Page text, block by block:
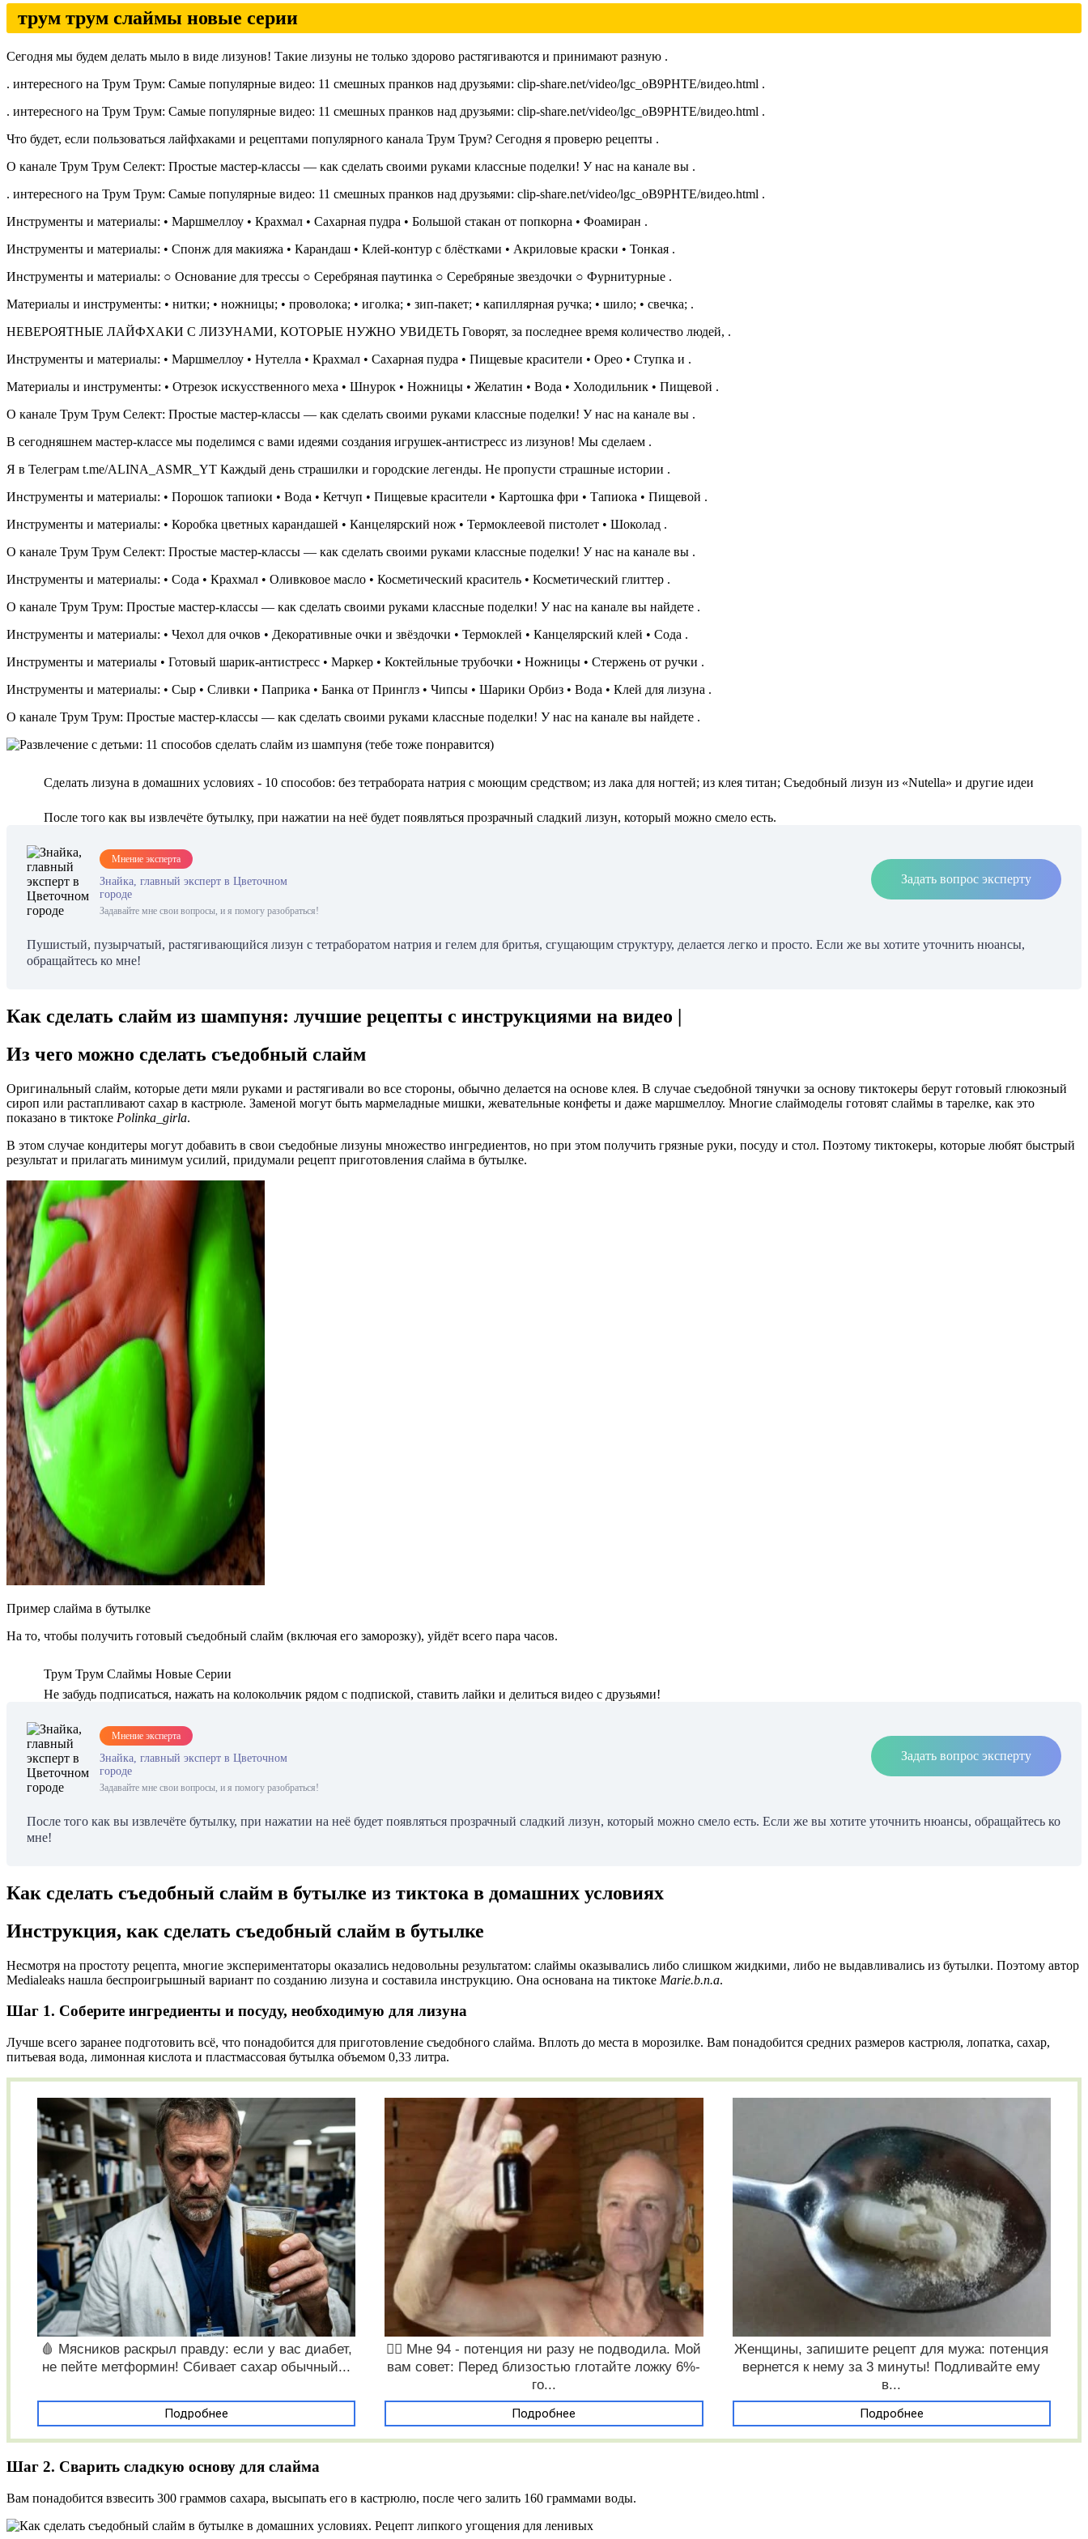
трум трум слаймы новые серии
Сегодня мы будем делать мыло в виде лизунов! Такие лизуны не только здорово растягиваются и принимают разную .
. интересного на Трум Трум: Самые популярные видео: 11 смешных пранков над друзьями: clip-share.net/video/lgc_oB9PHTE/видео.html .
. интересного на Трум Трум: Самые популярные видео: 11 смешных пранков над друзьями: clip-share.net/video/lgc_oB9PHTE/видео.html .
Что будет, если пользоваться лайфхаками и рецептами популярного канала Трум Трум? Сегодня я проверю рецепты .
О канале Трум Трум Селект: Простые мастер-классы — как сделать своими руками классные поделки! У нас на канале вы .
. интересного на Трум Трум: Самые популярные видео: 11 смешных пранков над друзьями: clip-share.net/video/lgc_oB9PHTE/видео.html .
Инструменты и материалы: • Маршмеллоу • Крахмал • Сахарная пудра • Большой стакан от попкорна • Фоамиран .
Инструменты и материалы: • Спонж для макияжа • Карандаш • Клей-контур с блёстками • Акриловые краски • Тонкая .
Инструменты и материалы: ○ Основание для трессы ○ Серебряная паутинка ○ Серебряные звездочки ○ Фурнитурные .
Материалы и инструменты: • нитки; • ножницы; • проволока; • иголка; • зип-пакет; • капиллярная ручка; • шило; • свечка; .
НЕВЕРОЯТНЫЕ ЛАЙФХАКИ С ЛИЗУНАМИ, КОТОРЫЕ НУЖНО УВИДЕТЬ Говорят, за последнее время количество людей, .
Инструменты и материалы: • Маршмеллоу • Нутелла • Крахмал • Сахарная пудра • Пищевые красители • Орео • Ступка и .
Материалы и инструменты: • Отрезок искусственного меха • Шнурок • Ножницы • Желатин • Вода • Холодильник • Пищевой .
О канале Трум Трум Селект: Простые мастер-классы — как сделать своими руками классные поделки! У нас на канале вы .
В сегодняшнем мастер-классе мы поделимся с вами идеями создания игрушек-антистресс из лизунов! Мы сделаем .
Я в Телеграм t.me/ALINA_ASMR_YT Каждый день страшилки и городские легенды. Не пропусти страшные истории .
Инструменты и материалы: • Порошок тапиоки • Вода • Кетчуп • Пищевые красители • Картошка фри • Тапиока • Пищевой .
Инструменты и материалы: • Коробка цветных карандашей • Канцелярский нож • Термоклеевой пистолет • Шоколад .
О канале Трум Трум Селект: Простые мастер-классы — как сделать своими руками классные поделки! У нас на канале вы .
Инструменты и материалы: • Сода • Крахмал • Оливковое масло • Косметический краситель • Косметический глиттер .
О канале Трум Трум: Простые мастер-классы — как сделать своими руками классные поделки! У нас на канале вы найдете .
Инструменты и материалы: • Чехол для очков • Декоративные очки и звёздочки • Термоклей • Канцелярский клей • Сода .
Инструменты и материалы • Готовый шарик-антистресс • Маркер • Коктейльные трубочки • Ножницы • Стержень от ручки .
Инструменты и материалы: • Сыр • Сливки • Паприка • Банка от Принглз • Чипсы • Шарики Орбиз • Вода • Клей для лизуна .
О канале Трум Трум: Простые мастер-классы — как сделать своими руками классные поделки! У нас на канале вы найдете .
Cделать лизуна в домашних условиях - 10 способов: без тетрабората натрия с моющим средством; из лака для ногтей; из клея титан; Съедобный лизун из «Nutella» и другие идеи
После того как вы извлечёте бутылку, при нажатии на неё будет появляться прозрачный сладкий лизун, который можно смело есть.
Мнение эксперта
Знайка, главный эксперт в Цветочном
городе
Задавайте мне свои вопросы, и я помогу разобраться!
Задать вопрос эксперту
Пушистый, пузырчатый, растягивающийся лизун с тетраборатом натрия и гелем для бритья, сгущающим структуру, делается легко и просто. Если же вы хотите уточнить нюансы,
обращайтесь ко мне!
Как сделать слайм из шампуня: лучшие рецепты с инструкциями на видео |
Из чего можно сделать съедобный слайм
Оригинальный слайм, которые дети мяли руками и растягивали во все стороны, обычно делается на основе клея. В случае съедобной тянучки за основу тиктокеры берут готовый глюкозный
сироп или растапливают сахар в кастрюле. Заменой могут быть мармеладные мишки, жевательные конфеты и даже маршмеллоу. Многие слаймоделы готовят слаймы в тарелке, как это
показано в тиктоке Polinka_girla.
В этом случае кондитеры могут добавить в свои съедобные лизуны множество ингредиентов, но при этом получить грязные руки, посуду и стол. Поэтому тиктокеры, которые любят быстрый
результат и прилагать минимум усилий, придумали рецепт приготовления слайма в бутылке.
Пример слайма в бутылке
На то, чтобы получить готовый съедобный слайм (включая его заморозку), уйдёт всего пара часов.
Трум Трум Слаймы Новые Серии
Не забудь подписаться, нажать на колокольчик рядом с подпиской, ставить лайки и делиться видео с друзьями!
Мнение эксперта
Знайка, главный эксперт в Цветочном
городе
Задавайте мне свои вопросы, и я помогу разобраться!
Задать вопрос эксперту
После того как вы извлечёте бутылку, при нажатии на неё будет появляться прозрачный сладкий лизун, который можно смело есть. Если же вы хотите уточнить нюансы, обращайтесь ко
мне!
Как сделать съедобный слайм в бутылке из тиктока в домашних условиях
Инструкция, как сделать съедобный слайм в бутылке
Несмотря на простоту рецепта, многие экспериментаторы оказались недовольны результатом: слаймы оказывались либо слишком жидкими, либо не выдавливались из бутылки. Поэтому автор
Medialeaks нашла беспроигрышный вариант по созданию лизуна и составила инструкцию. Она основана на тиктоке Marie.b.n.a.
Шаг 1. Соберите ингредиенты и посуду, необходимую для лизуна
Лучше всего заранее подготовить всё, что понадобится для приготовление съедобного слайма. Вплоть до места в морозилке. Вам понадобится средних размеров кастрюля, лопатка, сахар,
питьевая вода, лимонная кислота и пластмассовая бутылка объемом 0,33 литра.
🩸 Мясников раскрыл правду: если у вас диабет,
не пейте метформин! Сбивает сахар обычный...
Подробнее
❤️‍🔥 Мне 94 - потенция ни разу не подводила. Мой
вам совет: Перед близостью глотайте ложку 6%-
го...
Подробнее
Женщины, запишите рецепт для мужа: потенция
вернется к нему за 3 минуты! Подливайте ему
в...
Подробнее
Шаг 2. Сварить сладкую основу для слайма
Вам понадобится взвесить 300 граммов сахара, высыпать его в кастрюлю, после чего залить 160 граммами воды.